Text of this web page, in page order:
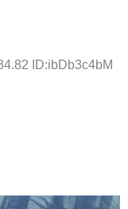
ID:ibDb3c4bM